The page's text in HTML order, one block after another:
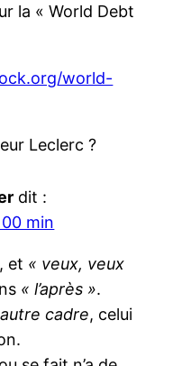
la « World Debt
world-
Leclerc ?
dit :
min
et « veux, veux
« l’après ».
autre cadre, celui